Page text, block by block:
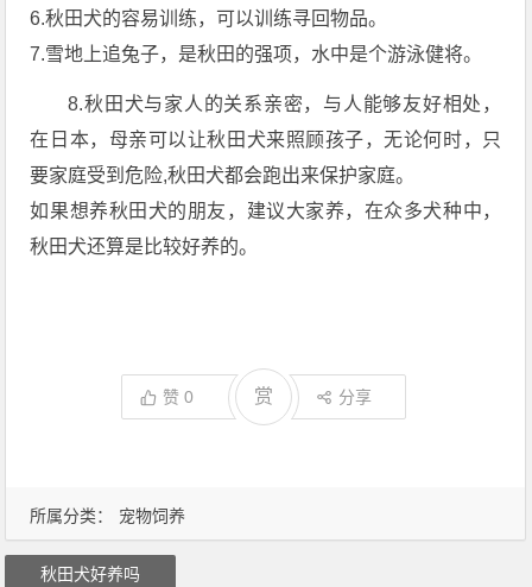
所属分类： 宠物饲养
6.秋田犬的容易训练，可以训练寻回物品。
7.雪地上追兔子，是秋田的强项，水中是个游泳健将。
8.秋田犬与家人的关系亲密，与人能够友好相处，
在日本，母亲可以让秋田犬来照顾孩子，无论何时，只
要家庭受到危险,秋田犬都会跑出来保护家庭。
如果想养秋田犬的朋友，建议大家养，在众多犬种中，
秋田犬还算是比较好养的。
赞0 赏 分享
秋田犬好养吗